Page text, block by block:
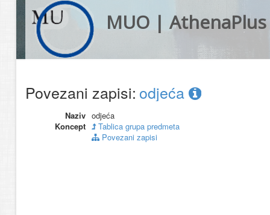
MUO | AthenaPlus
Povezani zapisi: odjeća
Naziv odjeća
Koncept
Tablica grupa predmeta
Povezani zapisi